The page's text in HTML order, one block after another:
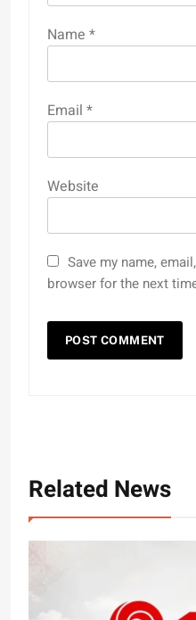
Name *
Email *
Website
Save my name,
browser for the next
Related News